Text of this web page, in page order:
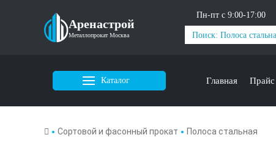
Аренастрой
Металлопрокат Москва
Пн-пт с 9:00-17:00
Каталог Главная Прайс
Сортовой и фасонный прокат Полоса стальная